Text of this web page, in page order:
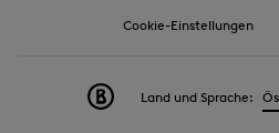
Cookie-Einstellungen
Land und Sprache: